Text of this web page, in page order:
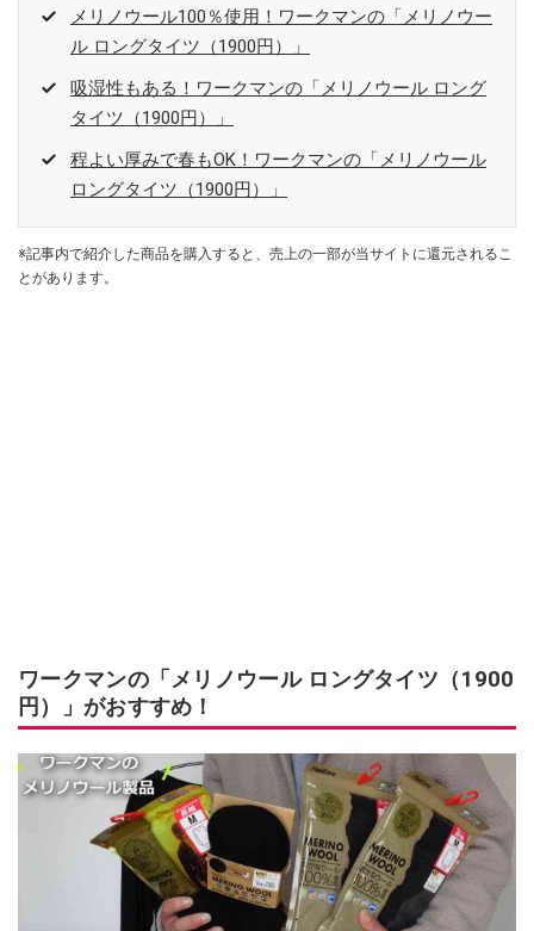
メリノウール100％使用！ワークマンの「メリノウー
ル ロングタイツ（1900円）」
吸湿性もある！ワークマンの「メリノウール ロング
タイツ（1900円）」
程よい厚みで春もOK！ワークマンの「メリノウール
ロングタイツ（1900円）」
※記事内で紹介した商品を購入すると、売上の一部が当サイトに還元されるこ
とがあります。
ワークマンの「メリノウール ロングタイツ（1900
円）」がおすすめ！